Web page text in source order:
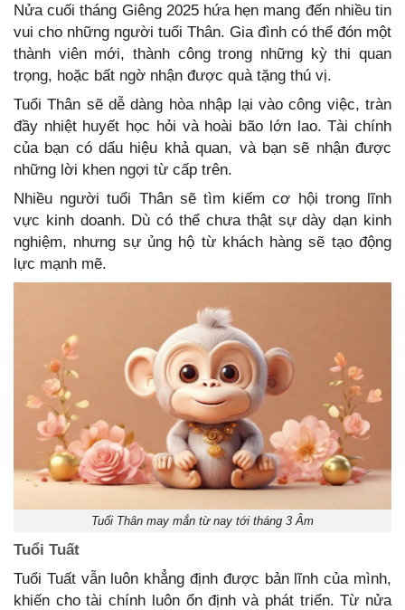
Nửa cuối tháng Giêng 2025 hứa hẹn mang đến nhiều tin
vui cho những người tuổi Thân. Gia đình có thể đón một
thành viên mới, thành công trong những kỳ thi quan
trọng, hoặc bất ngờ nhận được quà tặng thú vị.
Tuổi Thân sẽ dễ dàng hòa nhập lại vào công việc, tràn
đầy nhiệt huyết học hỏi và hoài bão lớn lao. Tài chính
của bạn có dấu hiệu khả quan, và bạn sẽ nhận được
những lời khen ngợi từ cấp trên.
Nhiều người tuổi Thân sẽ tìm kiếm cơ hội trong lĩnh
vực kinh doanh. Dù có thể chưa thật sự dày dạn kinh
nghiệm, nhưng sự ủng hộ từ khách hàng sẽ tạo động
lực mạnh mẽ.
Tuổi Thân may mắn từ nay tới tháng 3 Âm
Tuổi Tuất
Tuổi Tuất vẫn luôn khẳng định được bản lĩnh của mình,
khiến cho tài chính luôn ổn định và phát triển. Từ nửa